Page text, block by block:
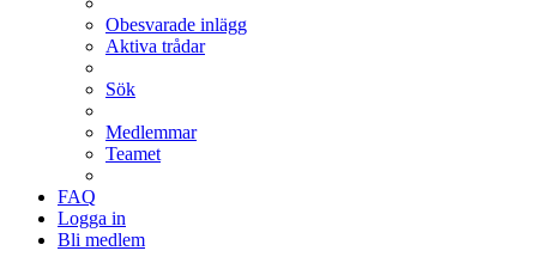
Obesvarade inlägg
Aktiva trådar
Sök
Medlemmar
Teamet
FAQ
Logga in
Bli medlem